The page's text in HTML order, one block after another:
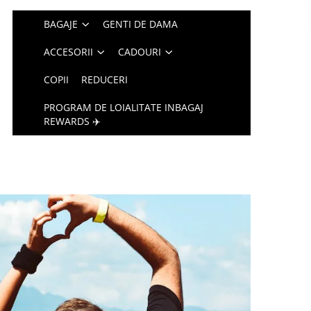
BAGAJE GENTI DE DAMA
ACCESORII CADOURI
COPII REDUCERI
PROGRAM DE LOIALITATE INBAGAJ
REWARDS ✈️